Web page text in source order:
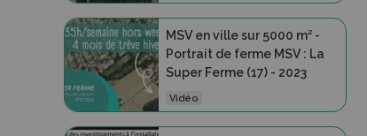
MSV en ville sur 5000 m² -
Portrait de ferme MSV : La
Super Ferme (17) - 2023
Vidéo